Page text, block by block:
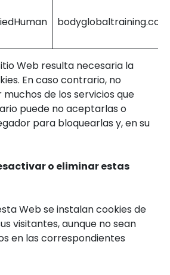
bodyglobaltraining.com
Web resulta necesaria la
En caso contrario, no
de los servicios que
puede no aceptarlas o
para bloquearlas y, en su
o eliminar estas
Web se instalan cookies de
visitantes, aunque no sean
en las correspondientes